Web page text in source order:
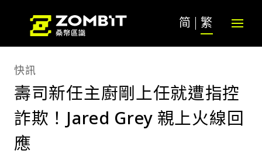
简 繁
快訊
壽司新任主廚剛上任就遭指控
詐欺！Jared Grey 親上火線回
應